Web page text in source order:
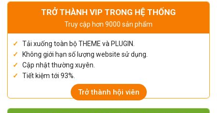
TRỞ THÀNH VIP TRONG HỆ THỐNG
Truy cập hơn 9000 sản phẩm
Tải xuống toàn bộ THEME và PLUGIN.
Không giới hạn số lượng website sử dụng.
Cập nhật thường xuyên.
Tiết kiệm tới 93%.
Trở thành hội viên